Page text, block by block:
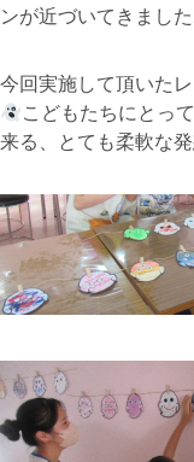
ンが近づいてきまし
今回実施して頂いた
こどもたちにとっ
来る、とても柔軟な